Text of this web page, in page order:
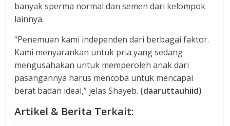
banyak sperma normal dan semen dari kelompok
lainnya.
“Penemuan kami independen dari berbagai faktor.
Kami menyarankan untuk pria yang sedang
mengusahakan untuk memperoleh anak dari
pasangannya harus mencoba untuk mencapai
berat badan ideal,” jelas Shayeb. (daaruttauhiid)
Artikel & Berita Terkait: